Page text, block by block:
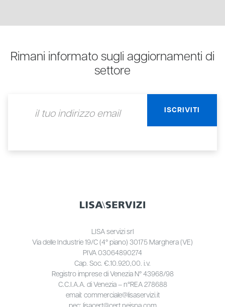
Rimani informato sugli aggiornamenti di
settore
LISA servizi srl
Via delle Industrie 19/C (4° piano) 30175 Marghera (VE)
PIVA 03064890274
Cap. Soc. €.10.920,00. i.v.
Registro imprese di Venezia N° 43968/98
C.C.I.A.A. di Venezia – n°REA 278688
email: commerciale@lisaservizi.it